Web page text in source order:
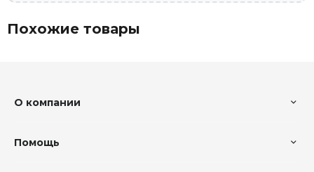
Похожие товары
О компании
Помощь